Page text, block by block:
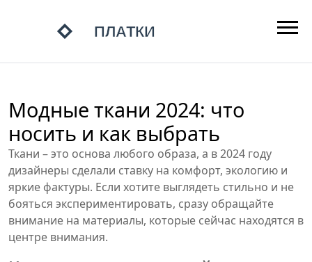
Модные ткани 2024: что
носить и как выбрать
Ткани – это основа любого образа, а в 2024 году
дизайнеры сделали ставку на комфорт, экологию и
яркие фактуры. Если хотите выглядеть стильно и не
бояться экспериментировать, сразу обращайте
внимание на материалы, которые сейчас находятся в
центре внимания.